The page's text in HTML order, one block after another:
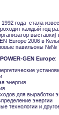
года стала
каждый год
Europe 2006 в
новые павильоны №№
GEN Europe:
энергия
для выработки
энергии
технологии и